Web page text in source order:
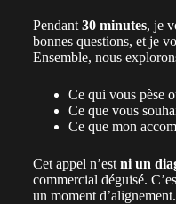
Pendant 30 minutes, je
bonnes questions, et je
Ensemble, nous
Ce qui vous pèse
Ce que vous
Ce que mon
Cet appel n’est ni un
commercial déguisé.
un moment d’alignement.